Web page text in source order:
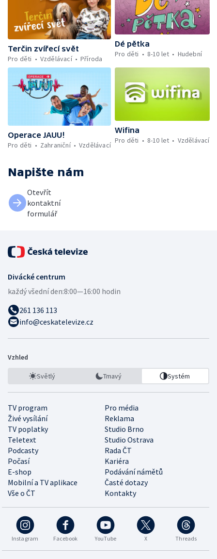
Terčin zvířecí svět
Pro děti
Vzdělávací Příroda
Dé pětka
Pro děti
8-10 let Hudební
Operace JAUU!
Pro děti
Zahraniční Vzdělávací
Wifina
Pro děti
8-10 let Vzdělávací
Napište nám
Otevřít
kontaktní
formulář
Divácké centrum
každý všední den:8:00—16:00 hodin
261 136 113
info@ceskatelevize.cz
Vzhled
Světlý Tmavý Systém
TV program
Pro média
Živé vysílání
Reklama
TV poplatky
Studio Brno
Teletext
Studio Ostrava
Podcasty
Rada ČT
Počasí
Kariéra
E-shop
Podávání námětů
Mobilní a TV aplikace
Časté dotazy
Vše o ČT
Kontakty
Instagram Facebook YouTube X Threads